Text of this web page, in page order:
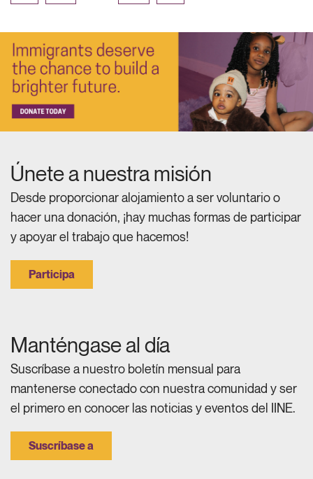
Únete a nuestra misión
Desde proporcionar alojamiento a ser voluntario o
hacer una donación, ¡hay muchas formas de participar
y apoyar el trabajo que hacemos!
Participa
Manténgase al día
Suscríbase a nuestro boletín mensual para
mantenerse conectado con nuestra comunidad y ser
el primero en conocer las noticias y eventos del IINE.
Suscríbase a